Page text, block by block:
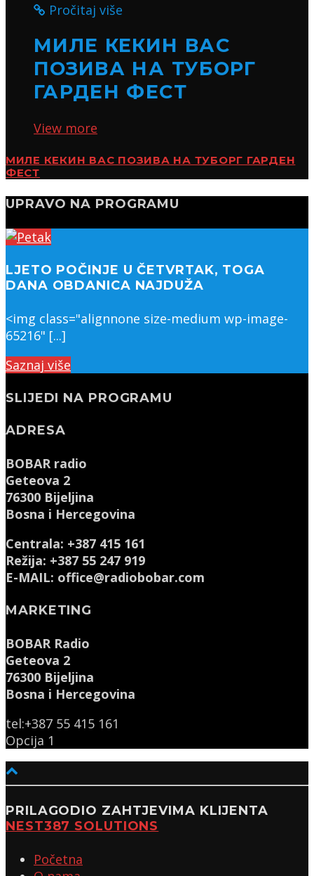
Pročitaj više
МИЛЕ КЕКИН ВАС
ПОЗИВА НА ТУБОРГ
ГАРДЕН ФЕСТ
View more
МИЛЕ КЕКИН ВАС ПОЗИВА НА ТУБОРГ ГАРДЕН
ФЕСТ
UPRAVO NA PROGRAMU
LJETO POČINJE U ČETVRTAK, TOGA
DANA OBDANICA NAJDUŽA
<img class="alignnone size-medium wp-image-
65216" [...]
Saznaj više
SLIJEDI NA PROGRAMU
ADRESA
BOBAR radio
Geteova 2
76300 Bijeljina
Bosna i Hercegovina
Centrala: +387 415 161
Režija: +387 55 247 919
E-MAIL: office@radiobobar.com
MARKETING
BOBAR Radio
Geteova 2
76300 Bijeljina
Bosna i Hercegovina
tel:+387 55 415 161
Opcija 1
PRILAGODIO ZAHTJEVIMA KLIJENTA
NEST387 SOLUTIONS
Početna